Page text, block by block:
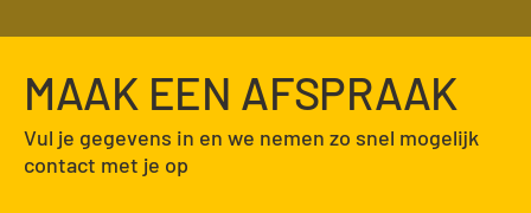
MAAK EEN AFSPRAAK
Vul je gegevens in en we nemen zo snel mogelijk
contact met je op